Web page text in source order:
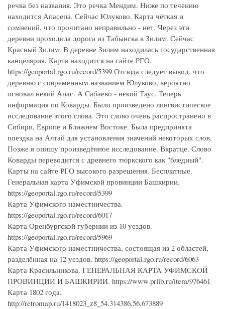
речка без названия. Это речка Мендим. Ниже по течению
находится Апасепа. Сейчас Юлуково. Карта чёткая и
сомнений, что прочитано неправильно - нет. Через эти
деревни проходила дорога из Табынска в Зилим. Сейчас
Красный Зилим. В деревне Зилим находилась государственная
канцелярия. Карта находится на сайте РГО.
https://geoportal.rgo.ru/record/5399 Отсюда следует вывод, что
деревню с современным названием Юлуково, вероятно
основал некий Апас. А Сабаево - некий Таус. Теперь
информация по Коварды. Было произведено лингвистическое
исследование этого слова. Это слово очень распространено в
Сибири, Европе и Ближнем Востоке. Была предпринята
поездка на Алтай для установления значений некоторых слов.
Позже я опишу произведённое исследование. Вкратце. Слово
Коварды переводится с древнего тюркского как "бледный".
Карты на сайте РГО высокого разрешения. Бесплатные.
Генеральная карта Уфимской провинции Башкирии.
https://geoportal.rgo.ru/record/5399
Карта Уфимского наместничества.
https://geoportal.rgo.ru/record/6017
Карта Оренбургской губернии из 10 уездов.
https://geoportal.rgo.ru/record/5969
Карта Уфимского наместничества, состоящая из 2 областей,
разделённая на 12 уездов. https://geoportal.rgo.ru/record/6063
Карта Красильникова. ГЕНЕРАЛЬНАЯ КАРТА УФИМСКОЙ
ПРОВИНЦИИ И БАШКИРИИ. https://www.prlib.ru/item/976461
Карта 1802 года.
http://retromap.ru/1418023_z8_54.314386,56.673889